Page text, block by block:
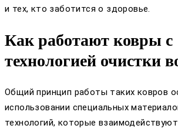
и тех, кто заботится о здоровье.
Как работают ковры с
технологией очистки
Общий принцип работы таких ковров
использовании специальных
технологий, которые